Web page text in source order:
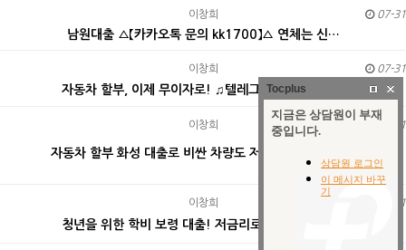
이창희 07-31
남원대출 ▵【카카오톡 문의 kk1700】▵ 연체는 신…
이창희 07-31
자동차 할부, 이제 무이자로! ♫텔레그램 문의접수 : …
이창희 07-31
자동차 할부 화성 대출로 비싼 차량도 저금리로 ༺카〓…
이창희 07-31
청년을 위한 학비 보령 대출! 저금리로 부담 ⓦ『상담…
Tocplus